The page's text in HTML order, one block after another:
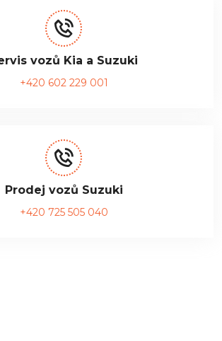
vozů Kia a Suzuki
+420 602 229 001
Prodej vozů Suzuki
+420 725 505 040